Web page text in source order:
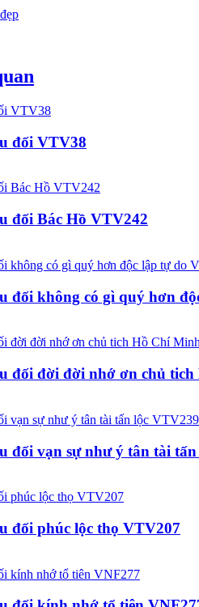
đối VTV38
đối Bác Hồ VTV242
đối không có gì quý hơn
đối đời đời nhớ ơn chủ
đối vạn sự như ý tân tài
đối phúc lộc thọ VTV207